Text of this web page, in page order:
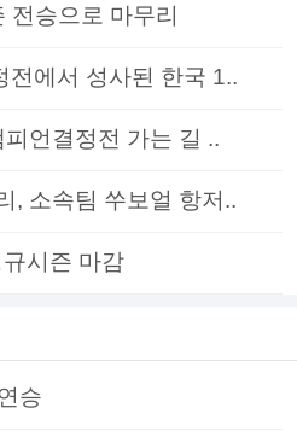
전승으로 마무리
전에서 성사된 한국 1..
언결정전 가는 길 ..
, 소속팀 쑤보얼 항저..
시즌 마감
승